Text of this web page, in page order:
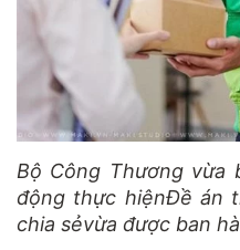
Bộ Công Thương vừa
động thực hiệnĐề án
chia sẻvừa được ban